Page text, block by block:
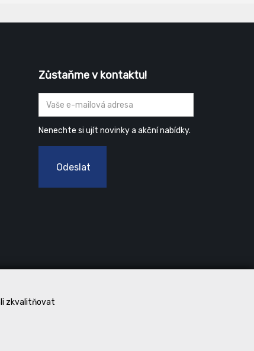
zkvalitňovat
Zůstaňme v kontaktu!
Nenechte si ujít novinky a akční nabídky.
Odeslat